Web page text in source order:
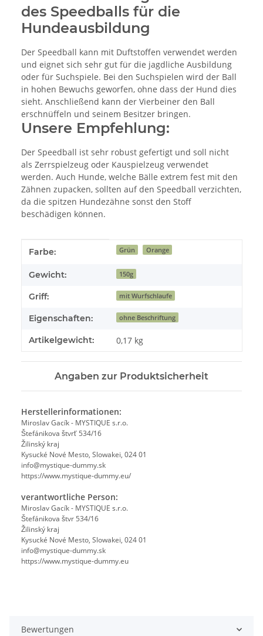
des Speedballs für die
Hundeausbildung
Der Speedball kann mit Duftstoffen verwendet werden
und eignet sich sehr gut für die jagdliche Ausbildung
oder für Suchspiele. Bei den Suchspielen wird der Ball
in hohen Bewuchs geworfen, ohne dass der Hund dies
sieht. Anschließend kann der Vierbeiner den Ball
erschnüffeln und seinem Besitzer bringen.
Unsere Empfehlung:
Der Speedball ist sehr robust gefertigt und soll nicht
als Zerrspielzeug oder Kauspielzeug verwendet
werden. Auch Hunde, welche Bälle extrem fest mit den
Zähnen zupacken, sollten auf den Speedball verzichten,
da die spitzen Hundezähne sonst den Stoff
beschädigen können.
Produkteigenschaft
Wert
Farbe: Grün Orange
Gewicht: 150g
Griff: mit Wurfschlaufe
Eigenschaften: ohne Beschriftung
Artikelgewicht: 0,17 kg
Angaben zur Produktsicherheit
Herstellerinformationen:
Miroslav Gacík - MYSTIQUE s.r.o.
Štefánikova štvrť 534/16
Žilinský kraj
Kysucké Nové Mesto, Slowakei, 024 01
info@mystique-dummy.sk
https://www.mystique-dummy.eu/
verantwortliche Person:
Miroslav Gacík - MYSTIQUE s.r.o.
Štefánikova štvr 534/16
Žilinský kraj
Kysucké Nové Mesto, Slowakei, 024 01
info@mystique-dummy.sk
https://www.mystique-dummy.eu
Bewertungen